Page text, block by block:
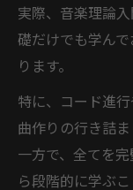
実際、音楽理論
礎だけでも学ん
ります。
特に、コード進
曲作りの行き詰
一方で、全てを
ら段階的に学ぶ